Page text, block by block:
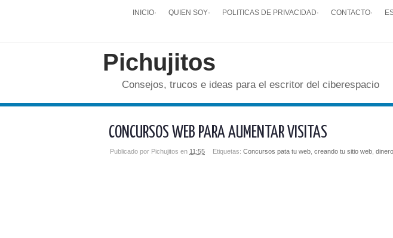
INICIO· QUIEN SOY· POLITICAS DE PRIVACIDAD· CONTACTO·
Pichujitos
Consejos, trucos e ideas para el escritor del ciberespacio
CONCURSOS WEB PARA AUMENTAR VISITAS
Publicado por Pichujitos en 11:55 Etiquetas: Concursos pata tu web creando tu sitio web